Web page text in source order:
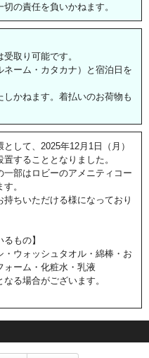
の責任を負いかねます。
取り可能です。
ーム・カタカナ）と宿泊日を
かねます。着払いのお荷物も
して、2025年12月1日（月）
することとなりました。
部はロビーのアメニティコー
す。
ちいただける様になっており
もの】
ウォッシュタオル・綿棒・お
ォーム・化粧水・乳液
る場合がございます。